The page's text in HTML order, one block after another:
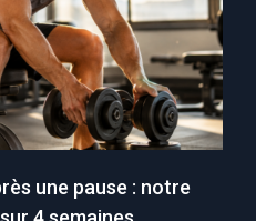
une pause : notre